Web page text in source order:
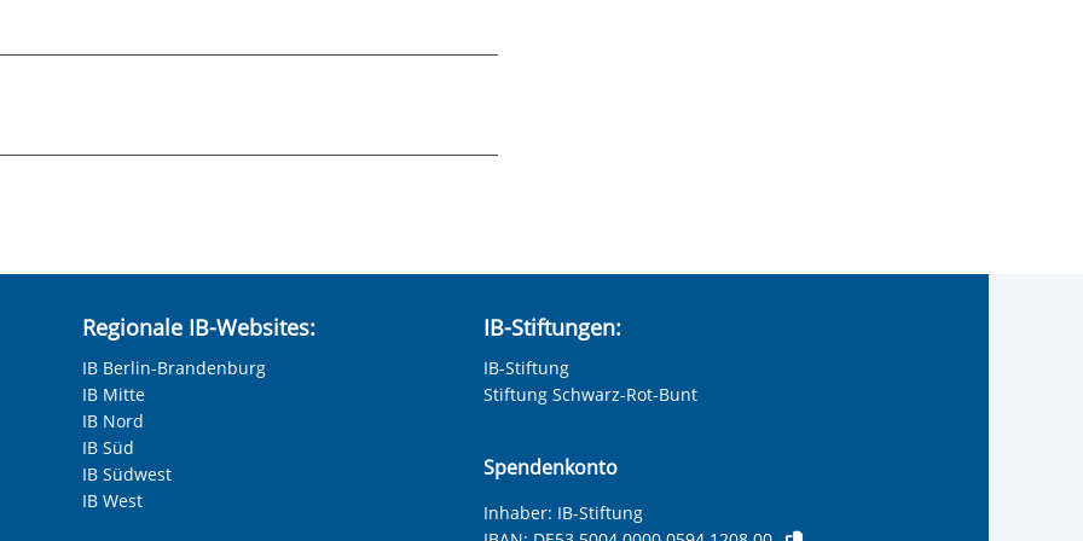
Alltag, Bewerbung und Arbeitswelt
und Beruf
oder Arbeitsabbrüchen haben,
Regionale IB-Websites:
IB Berlin-Brandenburg
IB Mitte
IB Nord
IB Süd
IB Südwest
IB West
IB-Stiftungen:
IB-Stiftung
Stiftung Schwarz-Rot-Bunt
Spendenkonto
Inhaber: IB-Stiftung